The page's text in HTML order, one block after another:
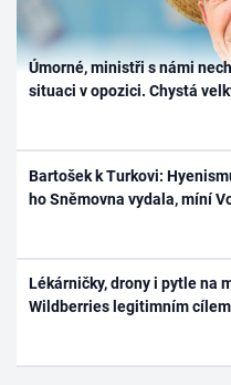
Úmorné, ministři s námi
situaci v opozici. Chystá
Bartošek k Turkovi:
ho Sněmovna vydala, míní
Lékárničky, drony i pytle na
Wildberries legitimním